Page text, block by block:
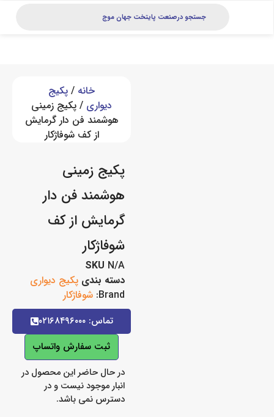
/ پکیج زمینی
هوشمند فن دار گرمایش
از کف شوفاژکار
پکیج زمینی
هوشمند فن دار
گرمایش از کف
پکیج دیواری
شوفاژکار
ثبت سفارش واتساپ
در حال حاضر این محصول در
انبار موجود نیست و در
دسترس نمی باشد.